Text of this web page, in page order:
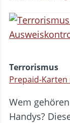
Terrorismus
Prepaid-
Wem
Handys?